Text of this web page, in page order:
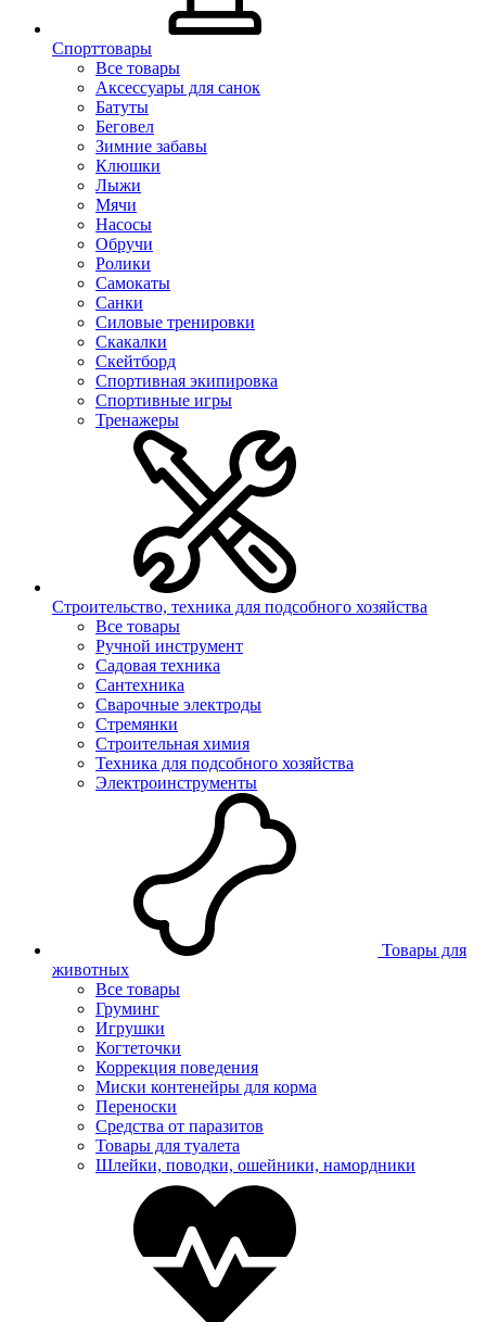
Спорттовары
Все товары
Аксессуары для санок
Батуты
Беговел
Зимние забавы
Клюшки
Лыжи
Мячи
Насосы
Обручи
Ролики
Самокаты
Санки
Силовые тренировки
Скакалки
Скейтборд
Спортивная экипировка
Спортивные игры
Тренажеры
Строительство, техника для подсобного хозяйства
Все товары
Ручной инструмент
Садовая техника
Сантехника
Сварочные электроды
Стремянки
Строительная химия
Техника для подсобного хозяйства
Электроинструменты
Товары для
животных
Все товары
Груминг
Игрушки
Когтеточки
Коррекция поведения
Миски контенейры для корма
Переноски
Средства от паразитов
Товары для туалета
Шлейки, поводки, ошейники, намордники